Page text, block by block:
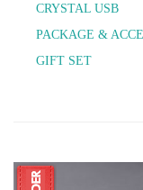
CRYSTAL USB
PACKAGE &
GIFT SET